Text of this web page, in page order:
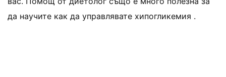
да научите как да управлявате хипогликемия .